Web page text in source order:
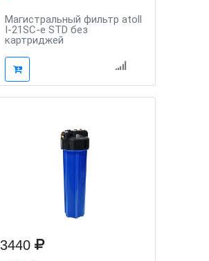
Магистральный фильтр atoll
I-21SC-e STD без
картриджей
3440